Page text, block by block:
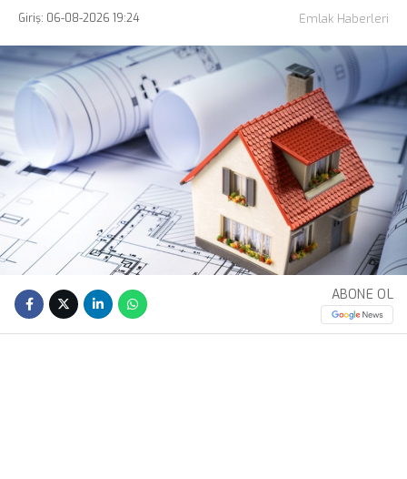
Giriş: 06-08-2026 19:24 Emlak Haberleri
ABONE OL